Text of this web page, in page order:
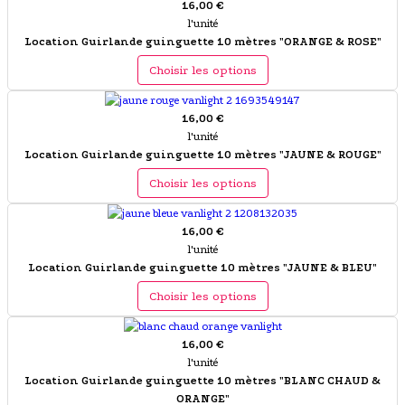
16,00 €
l'unité
Location Guirlande guinguette 10 mètres "ORANGE & ROSE"
Choisir les options
16,00 €
l'unité
Location Guirlande guinguette 10 mètres "JAUNE & ROUGE"
Choisir les options
16,00 €
l'unité
Location Guirlande guinguette 10 mètres "JAUNE & BLEU"
Choisir les options
16,00 €
l'unité
Location Guirlande guinguette 10 mètres "BLANC CHAUD &
ORANGE"